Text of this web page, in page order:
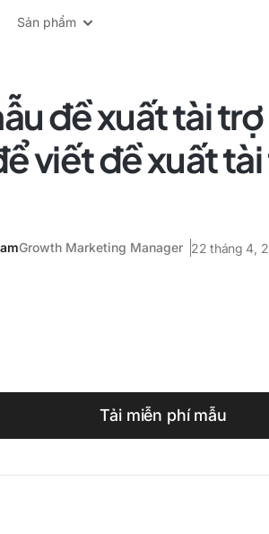
Sản phẩm
đề xuất tài
viết đề xuất
Growth Marketing Manager 22 tháng 4,
Tải miễn phí mẫu